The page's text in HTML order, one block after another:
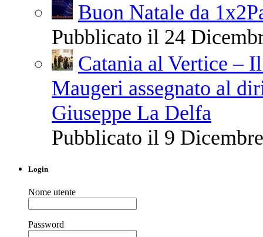
Buon Natale da
Pubblicato il 24
Catania al Vertice –
Maugeri assegnato al
Giuseppe La Delfa
Pubblicato il 9
Login
Nome utente
Password